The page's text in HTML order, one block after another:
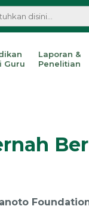
Guru
Laporan &
Penelitian